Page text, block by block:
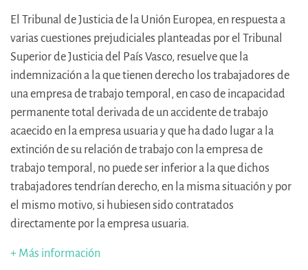
El Tribunal de Justicia de la Unión Europea, en respuesta a
varias cuestiones prejudiciales planteadas por el Tribunal
Superior de Justicia del País Vasco, resuelve que la
indemnización a la que tienen derecho los trabajadores de
una empresa de trabajo temporal, en caso de incapacidad
permanente total derivada de un accidente de trabajo
acaecido en la empresa usuaria y que ha dado lugar a la
extinción de su relación de trabajo con la empresa de
trabajo temporal, no puede ser inferior a la que dichos
trabajadores tendrían derecho, en la misma situación y por
el mismo motivo, si hubiesen sido contratados
directamente por la empresa usuaria.
+ Más información